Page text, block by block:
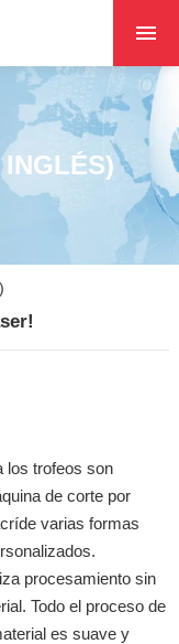
SOBRE NOSOTROS
PRODUCTOS
PROYECTOS
NOTICIAS
los trofeos son
de corte por
varias formas
procesamiento sin
Todo el proceso de
es suave y